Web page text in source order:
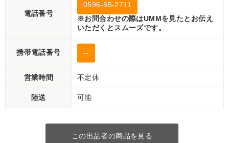
電話番号
0596-55-2711
※お問合わせの際はUMMを見たとお伝え
いただくとスムーズです。
携帯電話番号 --
営業時間 不定休
陸送 可能
この出品者の商品を見る